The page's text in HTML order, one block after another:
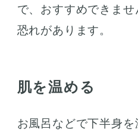
で、おすすめできま
恐れがあります。
肌を温める
お風呂などで下半身